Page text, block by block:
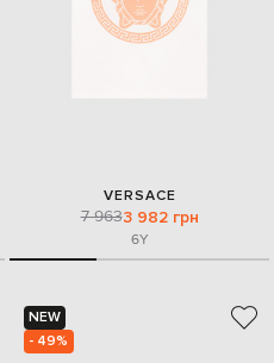
VERSACE
7 9633 982 грн
6Y
NEW
- 49%